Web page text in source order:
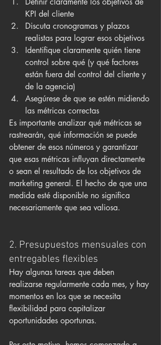
KPI del cliente
Discuta cronogramas y plazos
realistas para lograr esos objetivos
Identifique claramente quién tiene
control sobre qué (y qué factores
están fuera del control del cliente y
de la agencia)
Asegúrese de que se estén midiendo
las métricas correctas
Es importante analizar qué métricas se
rastrearán, qué información se puede
obtener de esos números y garantizar
que esas métricas influyan directamente
o sean el resultado de los objetivos de
marketing general. El hecho de que una
medida esté disponible no significa
necesariamente que sea valiosa.
2. Presupuestos mensuales con
entregables flexibles
Hay algunas tareas que deben
realizarse regularmente cada mes, y hay
momentos en los que se necesita
flexibilidad para capitalizar
oportunidades oportunas.